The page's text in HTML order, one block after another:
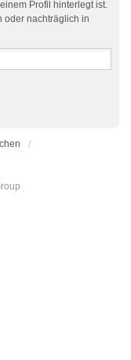
Profil hinterlegt ist.
oder nachträglich in